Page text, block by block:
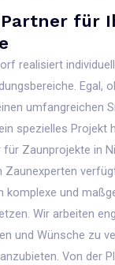
für
realisiert
Egal,
umfangreichen
spezielles Projekt
für Zaunprojekte in
Zaunexperten
komplexe und
Wir arbeiten
und Wünsche zu
Von der